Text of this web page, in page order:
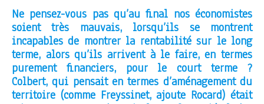
Ne pensez-vous pas qu’au final nos économistes
soient très mauvais, lorsqu’ils se montrent
incapables de montrer la rentabilité sur le long
terme, alors qu’ils arrivent à le faire, en termes
purement financiers, pour le court terme ?
Colbert, qui pensait en termes d’aménagement du
territoire (comme Freyssinet, ajoute Rocard) était